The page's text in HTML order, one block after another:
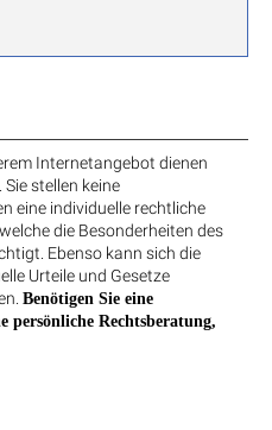
Internetangebot dienen
stellen keine
eine individuelle rechtliche
die Besonderheiten des
Ebenso kann sich die
Urteile und Gesetze
Benötigen Sie eine
persönliche Rechtsberatung,